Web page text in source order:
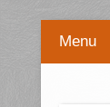
Menu